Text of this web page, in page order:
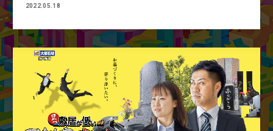
2022.05.18